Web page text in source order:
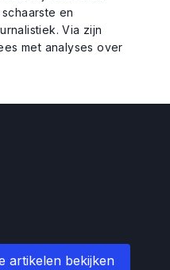
en
Via zijn
met analyses over
artikelen bekijken